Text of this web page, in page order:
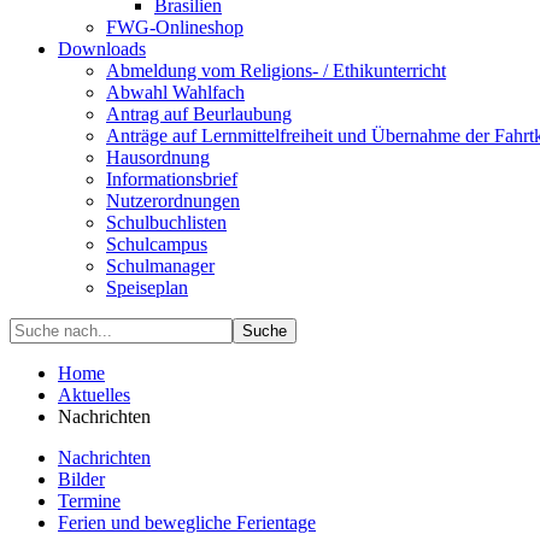
Brasilien
FWG-Onlineshop
Downloads
Abmeldung vom Religions- / Ethikunterricht
Abwahl Wahlfach
Antrag auf Beurlaubung
Anträge auf Lernmittelfreiheit und Übernahme der
Hausordnung
Informationsbrief
Nutzerordnungen
Schulbuchlisten
Schulcampus
Schulmanager
Speiseplan
Suche
Home
Aktuelles
Nachrichten
Nachrichten
Bilder
Termine
Ferien und bewegliche Ferientage